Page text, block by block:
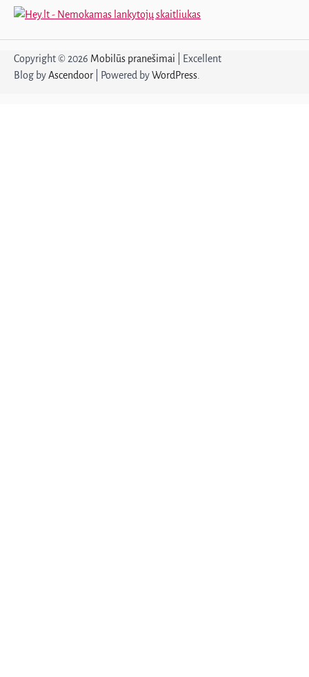
Copyright © 2026 Mobilūs pranešimai | Excellent
Blog byAscendoor | Powered byWordPress